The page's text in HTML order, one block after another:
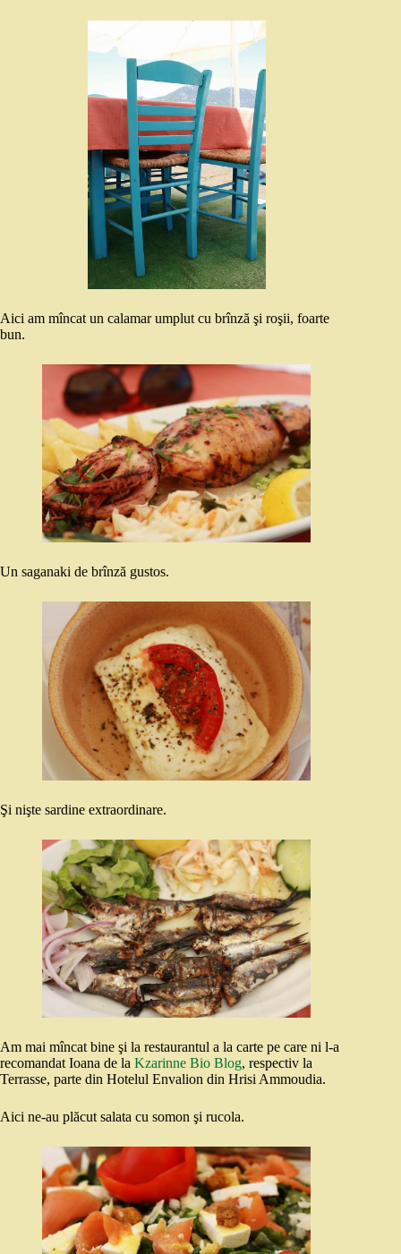
Aici am mîncat un calamar umplut cu brînză şi roşii, foarte
bun.
Un saganaki de brînză gustos.
Şi nişte sardine extraordinare.
Am mai mîncat bine şi la restaurantul a la carte pe care ni l-a
recomandat Ioana de la Kzarinne Bio Blog, respectiv la
Terrasse, parte din Hotelul Envalion din Hrisi Ammoudia.
Aici ne-au plăcut salata cu somon şi rucola.